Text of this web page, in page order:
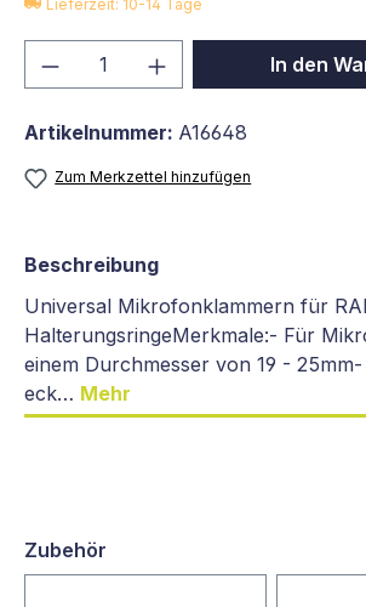
Lieferzeit: 10-14 Tage
Produkt Anzahl: Gib den
In den
Artikelnummer: A16648
Zum Merkzettel hinzufügen
Beschreibung
Universal Mikrofonklammern für
HalterungsringeMerkmale:- Für
einem Durchmesser von 19 -
eck… Mehr
Zubehör